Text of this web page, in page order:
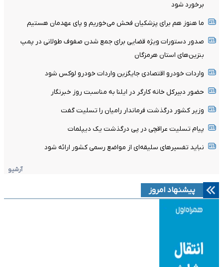
برخورد شود
ما هنوز هم برای پزشکیان فحش می‌خوریم و پای عهدمان هستیم
صدور دستورات ویژه قضایی برای جمع شدن صفوف طولانی در پمپ
بنزین‌های استان هرمزگان
واردات خودرو اقتصادی جایگزین واردات خودرو لوکس شود
حضور دبیرکل خانه کارگر در ایلنا به مناسبت روز خبرنگار
وزیر کشور درگذشت فرماندار رامیان را تسلیت گفت
پیام تسلیت عراقچی در پی درگذشت یک دیپلمات
نباید تفسیرهای سلیقه‌ای از مواضع رسمی کشور ارائه شود
آرشیو
پیشنهاد امروز